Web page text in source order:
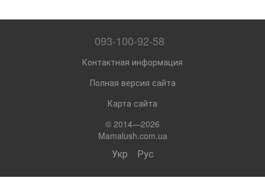
093-100-92-58
Контактная информация
Полная версия сайта
Карта сайта
© 2014—2026
Mamalush.com.ua
Укр Рус